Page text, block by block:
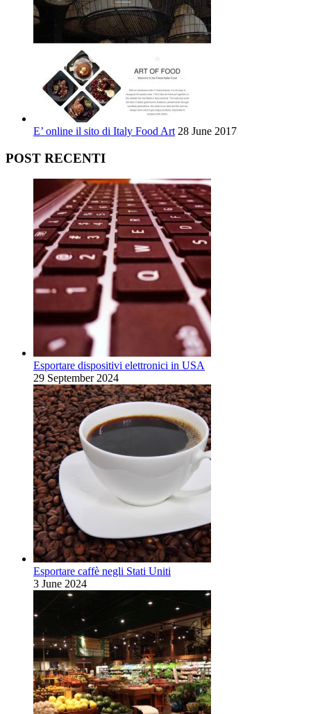
E’ online il sito di Italy Food Art 28 June 2017
POST RECENTI
Esportare dispositivi elettronici in USA
29 September 2024
Esportare caffè negli Stati Uniti
3 June 2024